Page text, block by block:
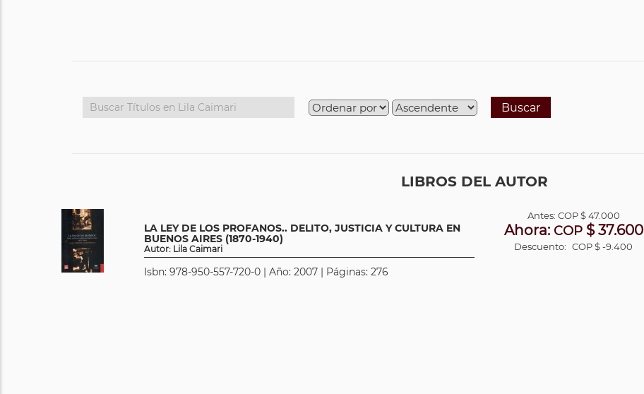
Buscar
LIBROS DEL AUTOR
LA LEY DE LOS PROFANOS.. DELITO, JUSTICIA Y CULTURA EN
BUENOS AIRES (1870-1940)
Autor: Lila Caimari
Isbn: 978-950-557-720-0 | Año: 2007 | Páginas: 276
Antes: COP$ 47.000
Ahora: COP$ 37.600
Descuento: COP $ -9.400